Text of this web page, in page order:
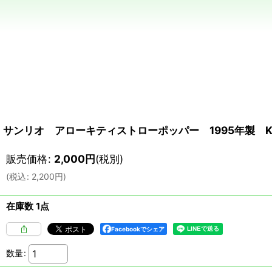
サンリオ アローキティストローポッパー 1995年製
販売価格: 2,000円(税別)
(税込: 2,200円)
在庫数 1点
Facebookでシェア
数量: